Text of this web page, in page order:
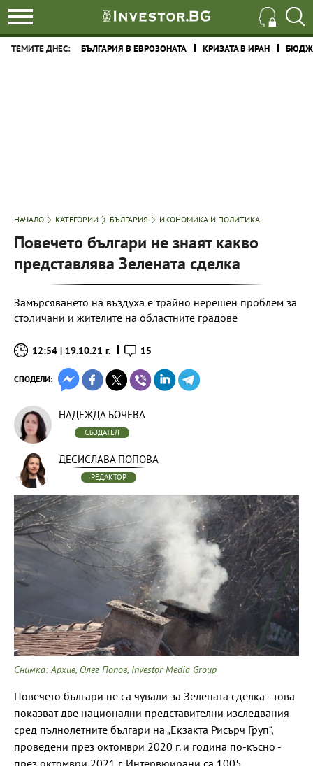
ТЕМИТЕ ДНЕС: БЪЛГАРИЯ В ЕВРОЗОНАТА КРИЗАТА В ИРАН
НАЧАЛО КАТЕГОРИИ БЪЛГАРИЯ ИКОНОМИКА И ПОЛИТИКА
Повечето българи не знаят какво
представлява Зелената сделка
Замърсяването на въздуха е трайно нерешен проблем за
столичани и жителите на областните градове
12:54 | 19.10.21 г. 15
СПОДЕЛИ:
НАДЕЖДА БОЧЕВА
СЪЗДАТЕЛ
ДЕСИСЛАВА ПОПОВА
РЕДАКТОР
Снимка: Архив, Олег Попов, Investor Media Group
Повечето българи не са чували за Зелената сделка - това
показват две национални представителни изследвания
сред пълнолетните българи на „Екзакта Рисърч Груп“,
проведени през октомври 2020 г. и година по-късно -
през октомври 2021 г. Интервюирани са 1005